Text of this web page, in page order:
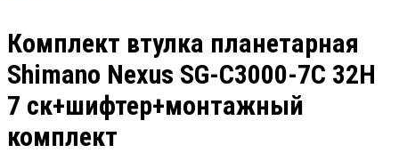
Комплект втулка планетарная
Shimano Nexus SG-C3000-7C 32H
7 ск+шифтер+монтажный
комплект